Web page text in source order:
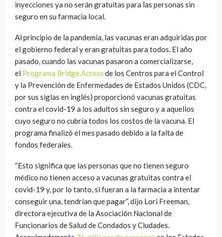
inyecciones ya no serán gratuitas para las personas sin
seguro en su farmacia local.
Al principio de la pandemia, las vacunas eran adquiridas por
el gobierno federal y eran gratuitas para todos. El año
pasado, cuando las vacunas pasaron a comercializarse,
el Programa Bridge Access de los Centros para el Control
y la Prevención de Enfermedades de Estados Unidos (CDC,
por sus siglas en inglés) proporcionó vacunas gratuitas
contra el covid-19 a los adultos sin seguro y a aquellos
cuyo seguro no cubría todos los costos de la vacuna. El
programa finalizó el mes pasado debido a la falta de
fondos federales.
“Esto significa que las personas que no tienen seguro
médico no tienen acceso a vacunas gratuitas contra el
covid-19 y, por lo tanto, si fueran a la farmacia a intentar
conseguir una, tendrían que pagar”, dijo Lori Freeman,
directora ejecutiva de la Asociación Nacional de
Funcionarios de Salud de Condados y Ciudades.